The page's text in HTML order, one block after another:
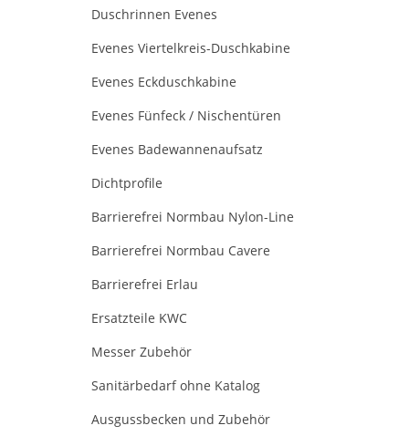
Duschrinnen Evenes
Evenes Viertelkreis-Duschkabine
Evenes Eckduschkabine
Evenes Fünfeck / Nischentüren
Evenes Badewannenaufsatz
Dichtprofile
Barrierefrei Normbau Nylon-Line
Barrierefrei Normbau Cavere
Barrierefrei Erlau
Ersatzteile KWC
Messer Zubehör
Sanitärbedarf ohne Katalog
Ausgussbecken und Zubehör